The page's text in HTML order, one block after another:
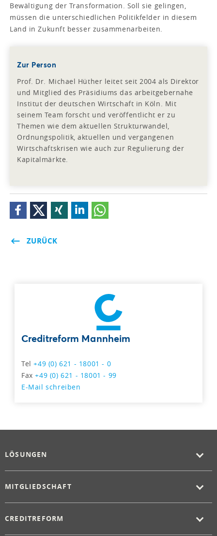
Bewältigung der Transformation. Soll sie gelingen,
müssen die unterschiedlichen Politikfelder in diesem
Land in Zukunft besser zusammenarbeiten.
Zur Person
Prof. Dr. Michael Hüther leitet seit 2004 als Direktor
und Mitglied des Präsidiums das arbeitgebernahe
Institut der deutschen Wirtschaft in Köln. Mit
seinem Team forscht und veröffentlicht er zu
Themen wie dem aktuellen Strukturwandel,
Ordnungspolitik, aktuellen und vergangenen
Wirtschaftskrisen wie auch zur Regulierung der
Kapitalmärkte.
ZURÜCK
Creditreform Mannheim
Tel+49 (0) 621 - 18001 - 0
Fax+49 (0) 621 - 18001 - 99
E-Mail schreiben
LÖSUNGEN
MITGLIEDSCHAFT
CREDITREFORM